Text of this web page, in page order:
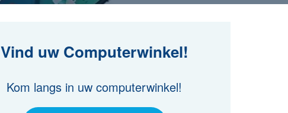
Vind uw Computerwinkel!
Kom langs in uw computerwinkel!